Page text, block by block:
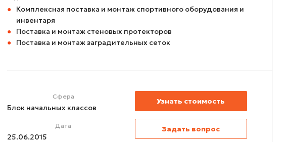
Комплексная поставка и монтаж спортивного оборудования и
инвентаря
Поставка и монтаж стеновых протекторов
Поставка и монтаж заградительных сеток
Сфера
Блок начальных классов
Дата
25.06.2015
Узнать стоимость
Задать вопрос